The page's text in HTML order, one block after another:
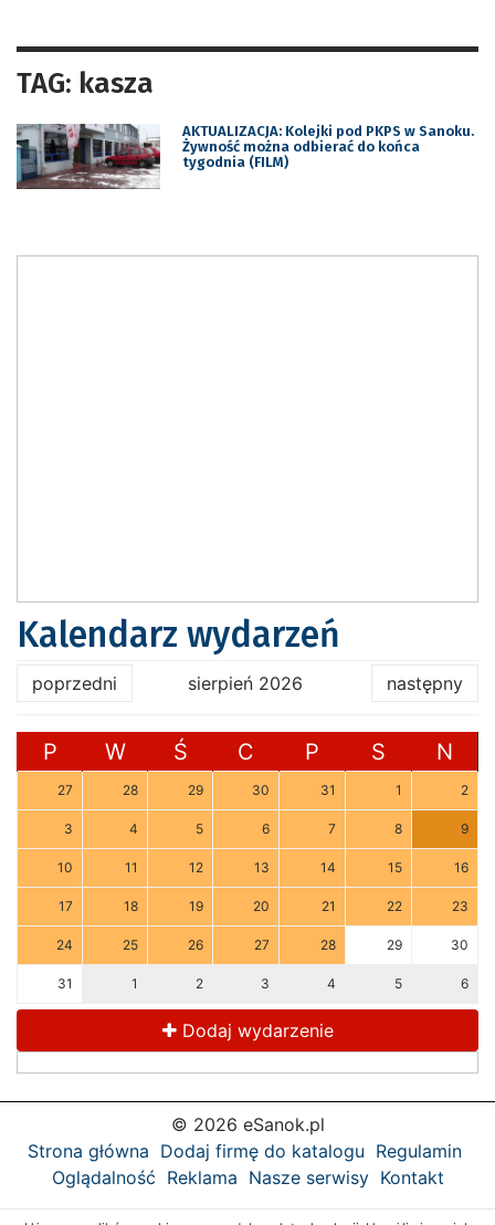
TAG: kasza
AKTUALIZACJA: Kolejki pod PKPS w Sanoku.
Żywność można odbierać do końca
tygodnia (FILM)
Kalendarz wydarzeń
poprzedni sierpień 2026 następny
P W Ś C P S N
27 28 29 30 31 1 2
3 4 5 6 7 8 9
10 11 12 13 14 15 16
17 18 19 20 21 22 23
24 25 26 27 28 29 30
31 1 2 3 4 5 6
Dodaj wydarzenie
© 2026 eSanok.pl
Strona główna Dodaj firmę do katalogu Regulamin
Oglądalność Reklama Nasze serwisy Kontakt